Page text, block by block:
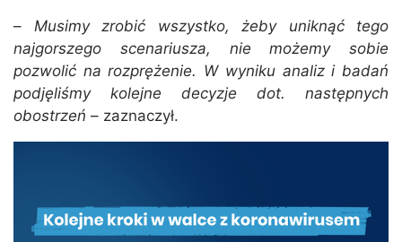
– Musimy zrobić wszystko, żeby uniknąć tego
najgorszego scenariusza, nie możemy sobie
pozwolić na rozprężenie. W wyniku analiz i badań
podjęliśmy kolejne decyzje dot. następnych
obostrzeń – zaznaczył.